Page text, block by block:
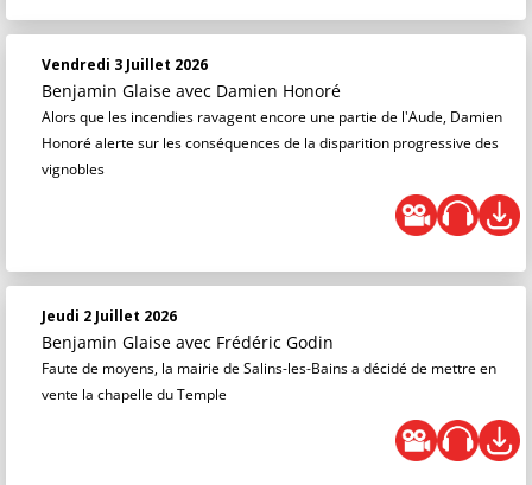
Vendredi 3 Juillet 2026
Benjamin Glaise avec Damien Honoré
Alors que les incendies ravagent encore une partie de l'Aude, Damien
Honoré alerte sur les conséquences de la disparition progressive des
vignobles
Jeudi 2 Juillet 2026
Benjamin Glaise avec Frédéric Godin
Faute de moyens, la mairie de Salins-les-Bains a décidé de mettre en
vente la chapelle du Temple